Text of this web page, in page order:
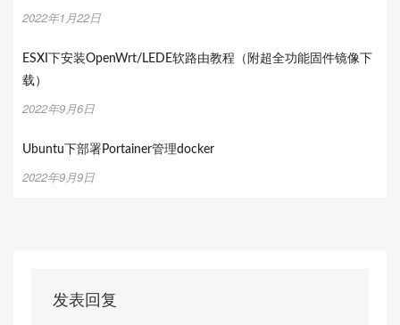
2022年1月22日
ESXI下安装OpenWrt/LEDE软路由教程（附超全功能固件镜像下
载）
2022年9月6日
Ubuntu下部署Portainer管理docker
2022年9月9日
发表回复